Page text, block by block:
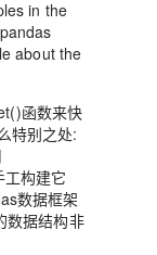
in the
about the
函数来快
特别之处:
构建它
数据框架
数据结构非